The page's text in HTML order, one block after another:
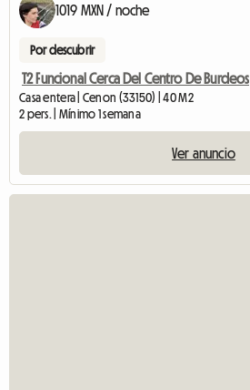
1019 MXN / noche
Por descubrir
T2 Funcional Cerca Del Centro De Burdeos
Casa entera | Cenon (33150) | 40 M2
2 pers. | Mínimo 1 semana
Ver anuncio